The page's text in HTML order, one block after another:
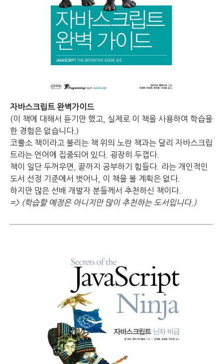
자바스크립트 완벽가이드
(이 책에 대해서 듣기만 했고, 실제로 이 책을 사용하여 학습을
한 경험은 없습니다.)
코뿔소 책이라고 불리는 책 위의 노란 책과는 달리 자바스크립
트라는 언어에 집중되어 있다. 굉장히 두껍다.
책이 일단 두꺼우면, 끝까지 공부하기 힘들다. 라는 개인적인
도서 선정 기준에서 벗어나, 이 책을 볼 계획은 없다.
하지만 많은 선배 개발자 분들께서 추천하신 책이다.
=> (학습할 예정은 아니지만 많이 추천하는 도서입니다.)